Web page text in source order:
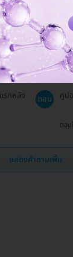
ต
รกหลัง
ถาม คูป
ตอบ
คูป
ตอบ
แสดงคำถามเพิ่ม